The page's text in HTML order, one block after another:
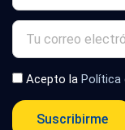
Acepto la Política
Suscribirme